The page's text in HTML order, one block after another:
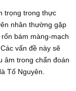
trọng trong thực
nhân thường gặp
bám màng-mạch
vấn đề này sẽ
âm trong chẩn đoán
Tố Nguyên.